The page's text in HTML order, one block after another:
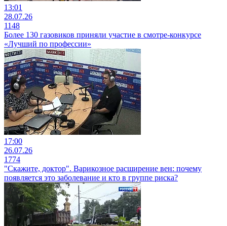
13:01
28.07.26
1148
Более 130 газовиков приняли участие в смотре-конкурсе
«Лучший по профессии»
17:00
26.07.26
1774
"Скажите, доктор". Варикозное расширение вен: почему
появляется это заболевание и кто в группе риска?